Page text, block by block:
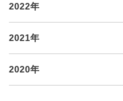
2022年
2021年
2020年